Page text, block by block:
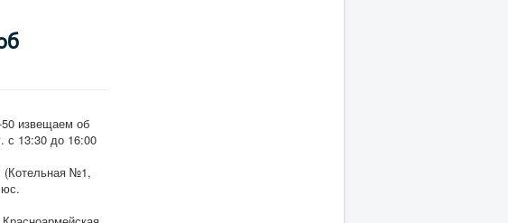
извещаем об
с 13:30 до 16:00
№1,